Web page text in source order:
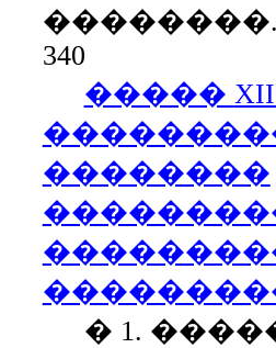
��������
340
�����
��������
� 1.